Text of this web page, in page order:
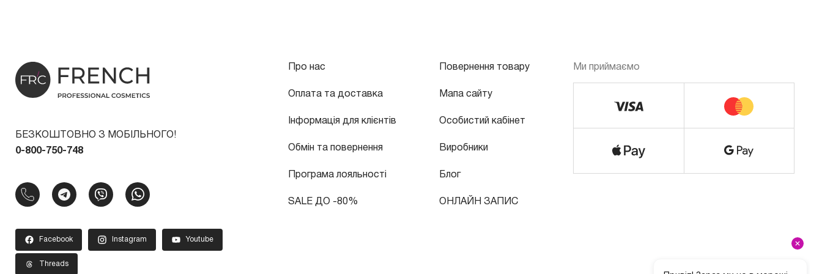
БЕЗКОШТОВНО З МОБІЛЬНОГО!
0-800-750-748
Facebook Instagram Youtube
Threads
Про нас
Оплата та доставка
Інформація для клієнтів
Обмін та повернення
Програма лояльності
SALE ДО -80%
Повернення товару
Мапа сайту
Особистий кабінет
Виробники
Блог
ОНЛАЙН ЗАПИС
Ми приймаємо